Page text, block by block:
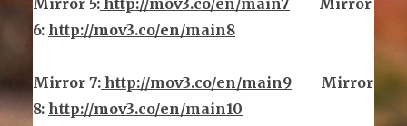
6: http://mov3.co/en/main8
Mirror 7: http://mov3.co/en/main9 Mirror
8: http://mov3.co/en/main10